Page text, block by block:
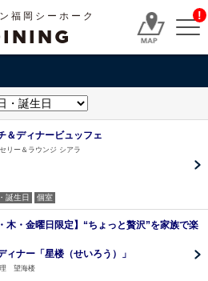
福岡シーホーク !
＆ディナービュッフェ
リー＆ラウンジ シアラ
誕生日 個室
木・金曜日限定】“ちょっと贅沢”を家族で楽
ィナー「星楼（せいろう）」
望海楼